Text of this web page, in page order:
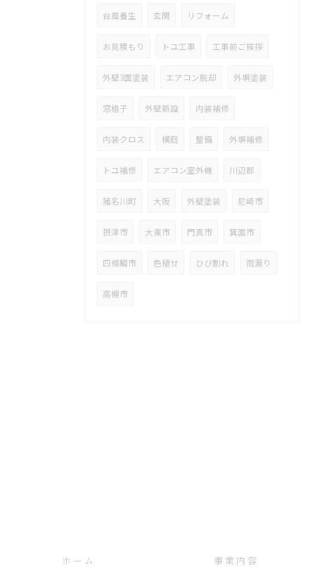
台風養生 玄関 リフォーム
お見積もり トユ工事 工事前ご挨拶
外壁3面塗装 エアコン脱却 外塀塗装
窓格子 外壁新設 内装補修
内装クロス 横庭 整備 外塀補修
トユ補修 エアコン室外機 川辺郡
猪名川町 大阪 外壁塗装 尼崎市
摂津市 大東市 門真市 箕面市
四條畷市 色褪せ ひび割れ 雨漏り
高槻市
ホーム 事業内容